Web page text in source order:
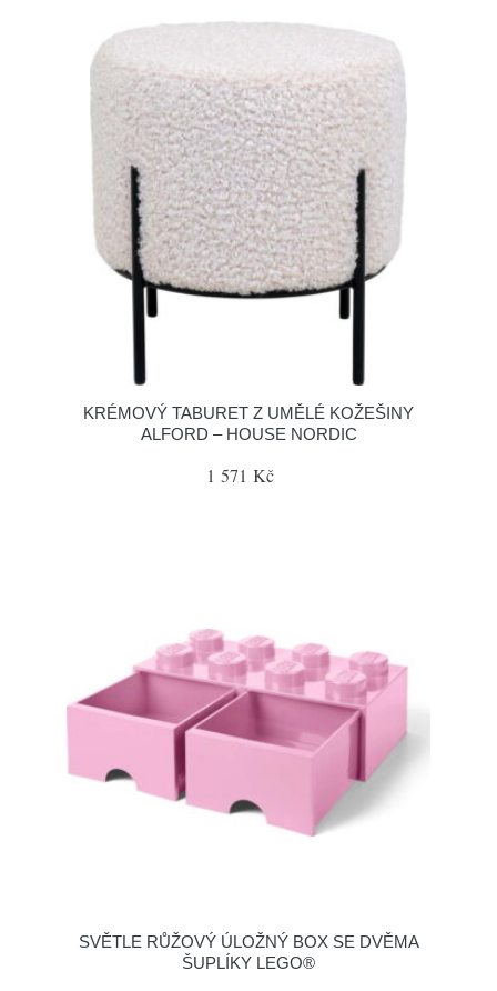
KRÉMOVÝ TABURET Z UMĚLÉ KOŽEŠINY
ALFORD – HOUSE NORDIC
1 571 Kč
SVĚTLE RŮŽOVÝ ÚLOŽNÝ BOX SE DVĚMA
ŠUPLÍKY LEGO®